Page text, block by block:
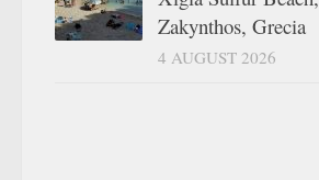
Zakynthos, Grecia
4 AUGUST 2026